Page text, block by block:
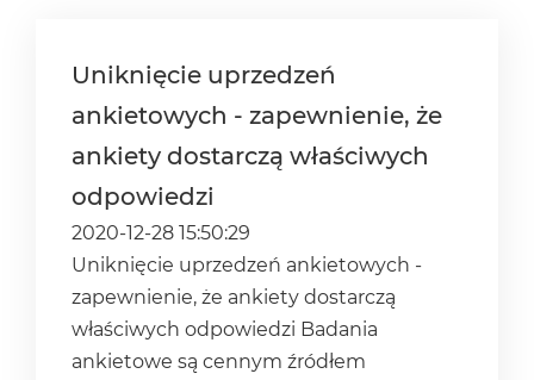
Uniknięcie uprzedzeń
ankietowych - zapewnienie, że
ankiety dostarczą właściwych
odpowiedzi
2020-12-28 15:50:29
Uniknięcie uprzedzeń ankietowych -
zapewnienie, że ankiety dostarczą
właściwych odpowiedzi Badania
ankietowe są cennym źródłem